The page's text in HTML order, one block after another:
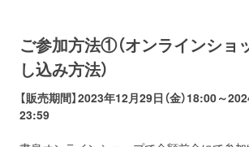
ご参加方法①（オンラインショ
し込み方法）
【販売期間】2023年12月29日（金）18:00～
23:59